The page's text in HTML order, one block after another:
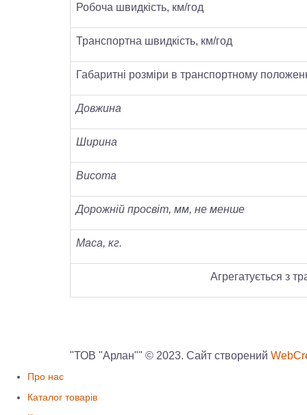
Робоча швидкість, км/год
Транспортна швидкість, км/год
Габаритні розміри в транспортному
Довжина
Ширина
Висота
Дорожній просвіт, мм, не менше
Маса, кг.
Агрегатується з
"ТОВ "Арлан"" © 2023. Сайт створений
Про нас
Каталог товарів